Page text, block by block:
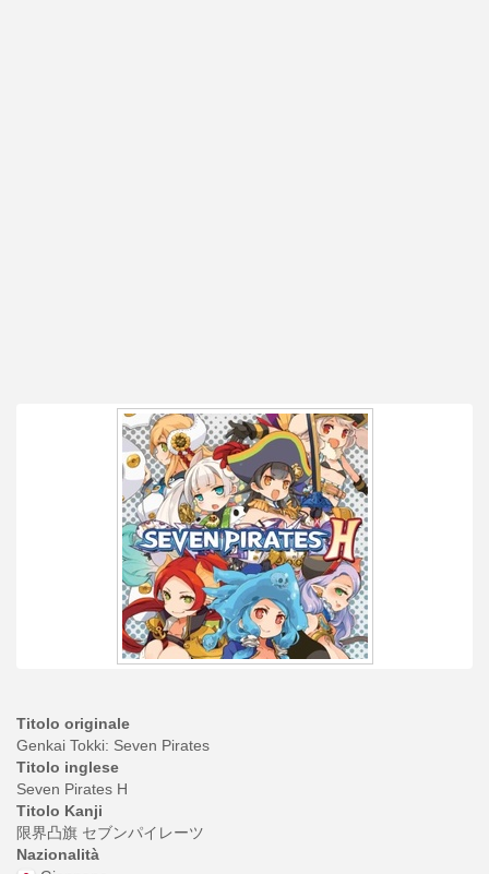
Titolo originale
Genkai Tokki: Seven Pirates
Titolo inglese
Seven Pirates H
Titolo Kanji
限界凸旗 セブンパイレーツ
Nazionalità